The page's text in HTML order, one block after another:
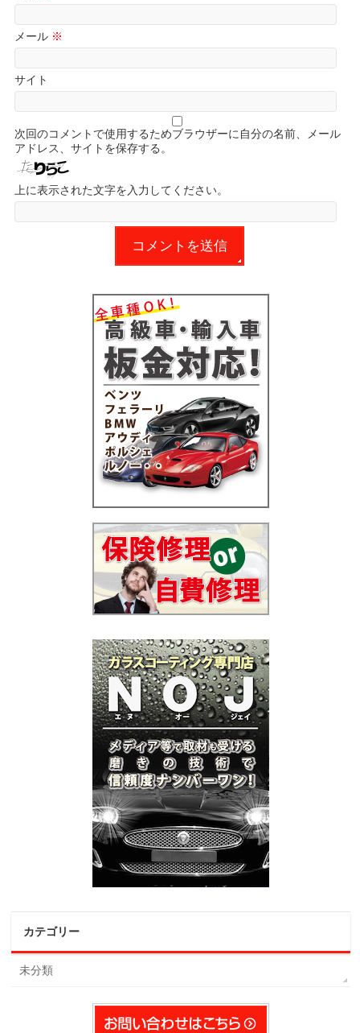
メール ※
サイト
次回のコメントで使用するためブラウザーに自分の名前、メール
アドレス、サイトを保存する。
上に表示された文字を入力してください。
カテゴリー
未分類